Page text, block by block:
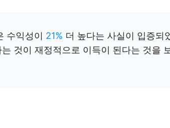
수익성이 21% 더 높다는 사실이 입증되
것이 재정적으로 이득이 된다는 것을